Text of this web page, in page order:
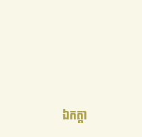
ឯកត្តា